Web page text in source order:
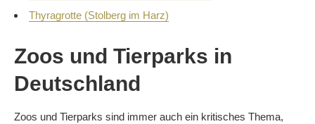
Thyragrotte (Stolberg im Harz)
Zoos und Tierparks in
Deutschland
Zoos und Tierparks sind immer auch ein kritisches Thema,